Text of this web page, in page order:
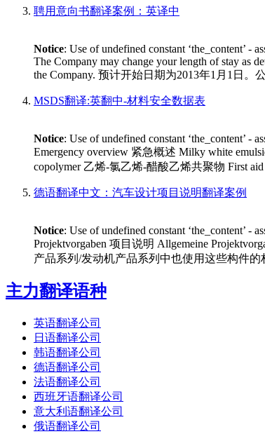
聘用意向书翻译案例：英译中
Notice: Use of undefined constant ‘the_content’ -
The Company may change your length of stay as
the Company. 预计开始日期为2013年1月1日
MSDS翻译:英翻中-材料安全数据表
Notice: Use of undefined constant ‘the_content’ -
Emergency overview 紧急概述 Milky white
copolymer 乙烯-氯乙烯-醋酸乙烯共聚物 First aid
德语翻译中文：汽车设计项目说明翻译案例
Notice: Use of undefined constant ‘the_content’ -
Projektvorgaben 项目说明 Allgemeine
产品系列/发动机产品系列中也使用这些构件的权
主力翻译语种
英语翻译公司
日语翻译公司
韩语翻译公司
德语翻译公司
法语翻译公司
西班牙语翻译公司
意大利语翻译公司
俄语翻译公司